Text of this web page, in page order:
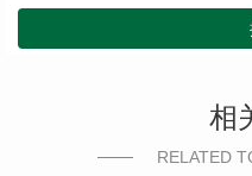
相
RELATED